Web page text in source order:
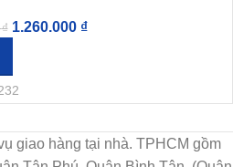
₫ 1.260.000 ₫
GIỎ HÀNG
giao hàng tại nhà. TPHCM gồm